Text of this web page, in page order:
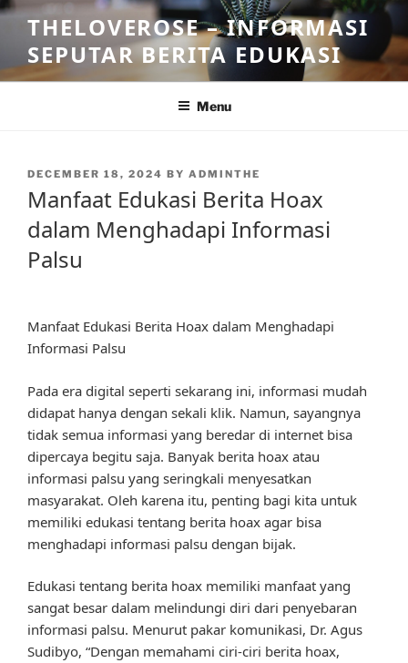
Skip
content
THELOVEROSE – INFORMASI
SEPUTAR BERITA EDUKASI
Menu
POSTED
DECEMBER 18, 2024 BY ADMINTHE
Manfaat Edukasi Berita Hoax
dalam Menghadapi Informasi
Palsu
Manfaat Edukasi Berita Hoax dalam Menghadapi
Informasi Palsu
Pada era digital seperti sekarang ini, informasi mudah
didapat hanya dengan sekali klik. Namun, sayangnya
tidak semua informasi yang beredar di internet bisa
dipercaya begitu saja. Banyak berita hoax atau
informasi palsu yang seringkali menyesatkan
masyarakat. Oleh karena itu, penting bagi kita untuk
memiliki edukasi tentang berita hoax agar bisa
menghadapi informasi palsu dengan bijak.
Edukasi tentang berita hoax memiliki manfaat yang
sangat besar dalam melindungi diri dari penyebaran
informasi palsu. Menurut pakar komunikasi, Dr. Agus
Sudibyo, “Dengan memahami ciri-ciri berita hoax,